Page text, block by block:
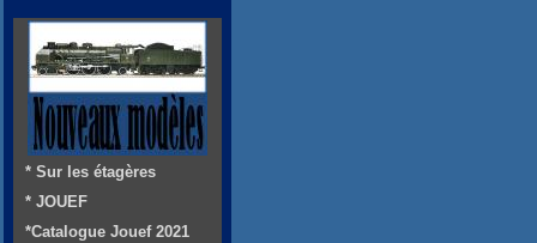
* Sur les étagères
* JOUEF
*Catalogue Jouef 2021